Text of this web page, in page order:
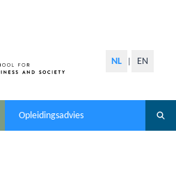
NL EN
Opleidingsadvies